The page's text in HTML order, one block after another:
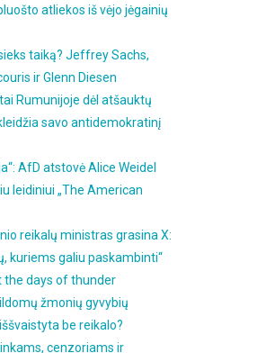
atliekos iš vėjo jėgainių
taiką? Jeffrey Sachs,
ir Glenn Diesen
Rumunijoje dėl atšauktų
savo antidemokratinį
AfD atstovė Alice Weidel
leidiniui „The American
reikalų ministras grasina X:
kuriems galiu paskambinti“
the days of thunder
žmonių gyvybių
be reikalo?
cenzoriams ir